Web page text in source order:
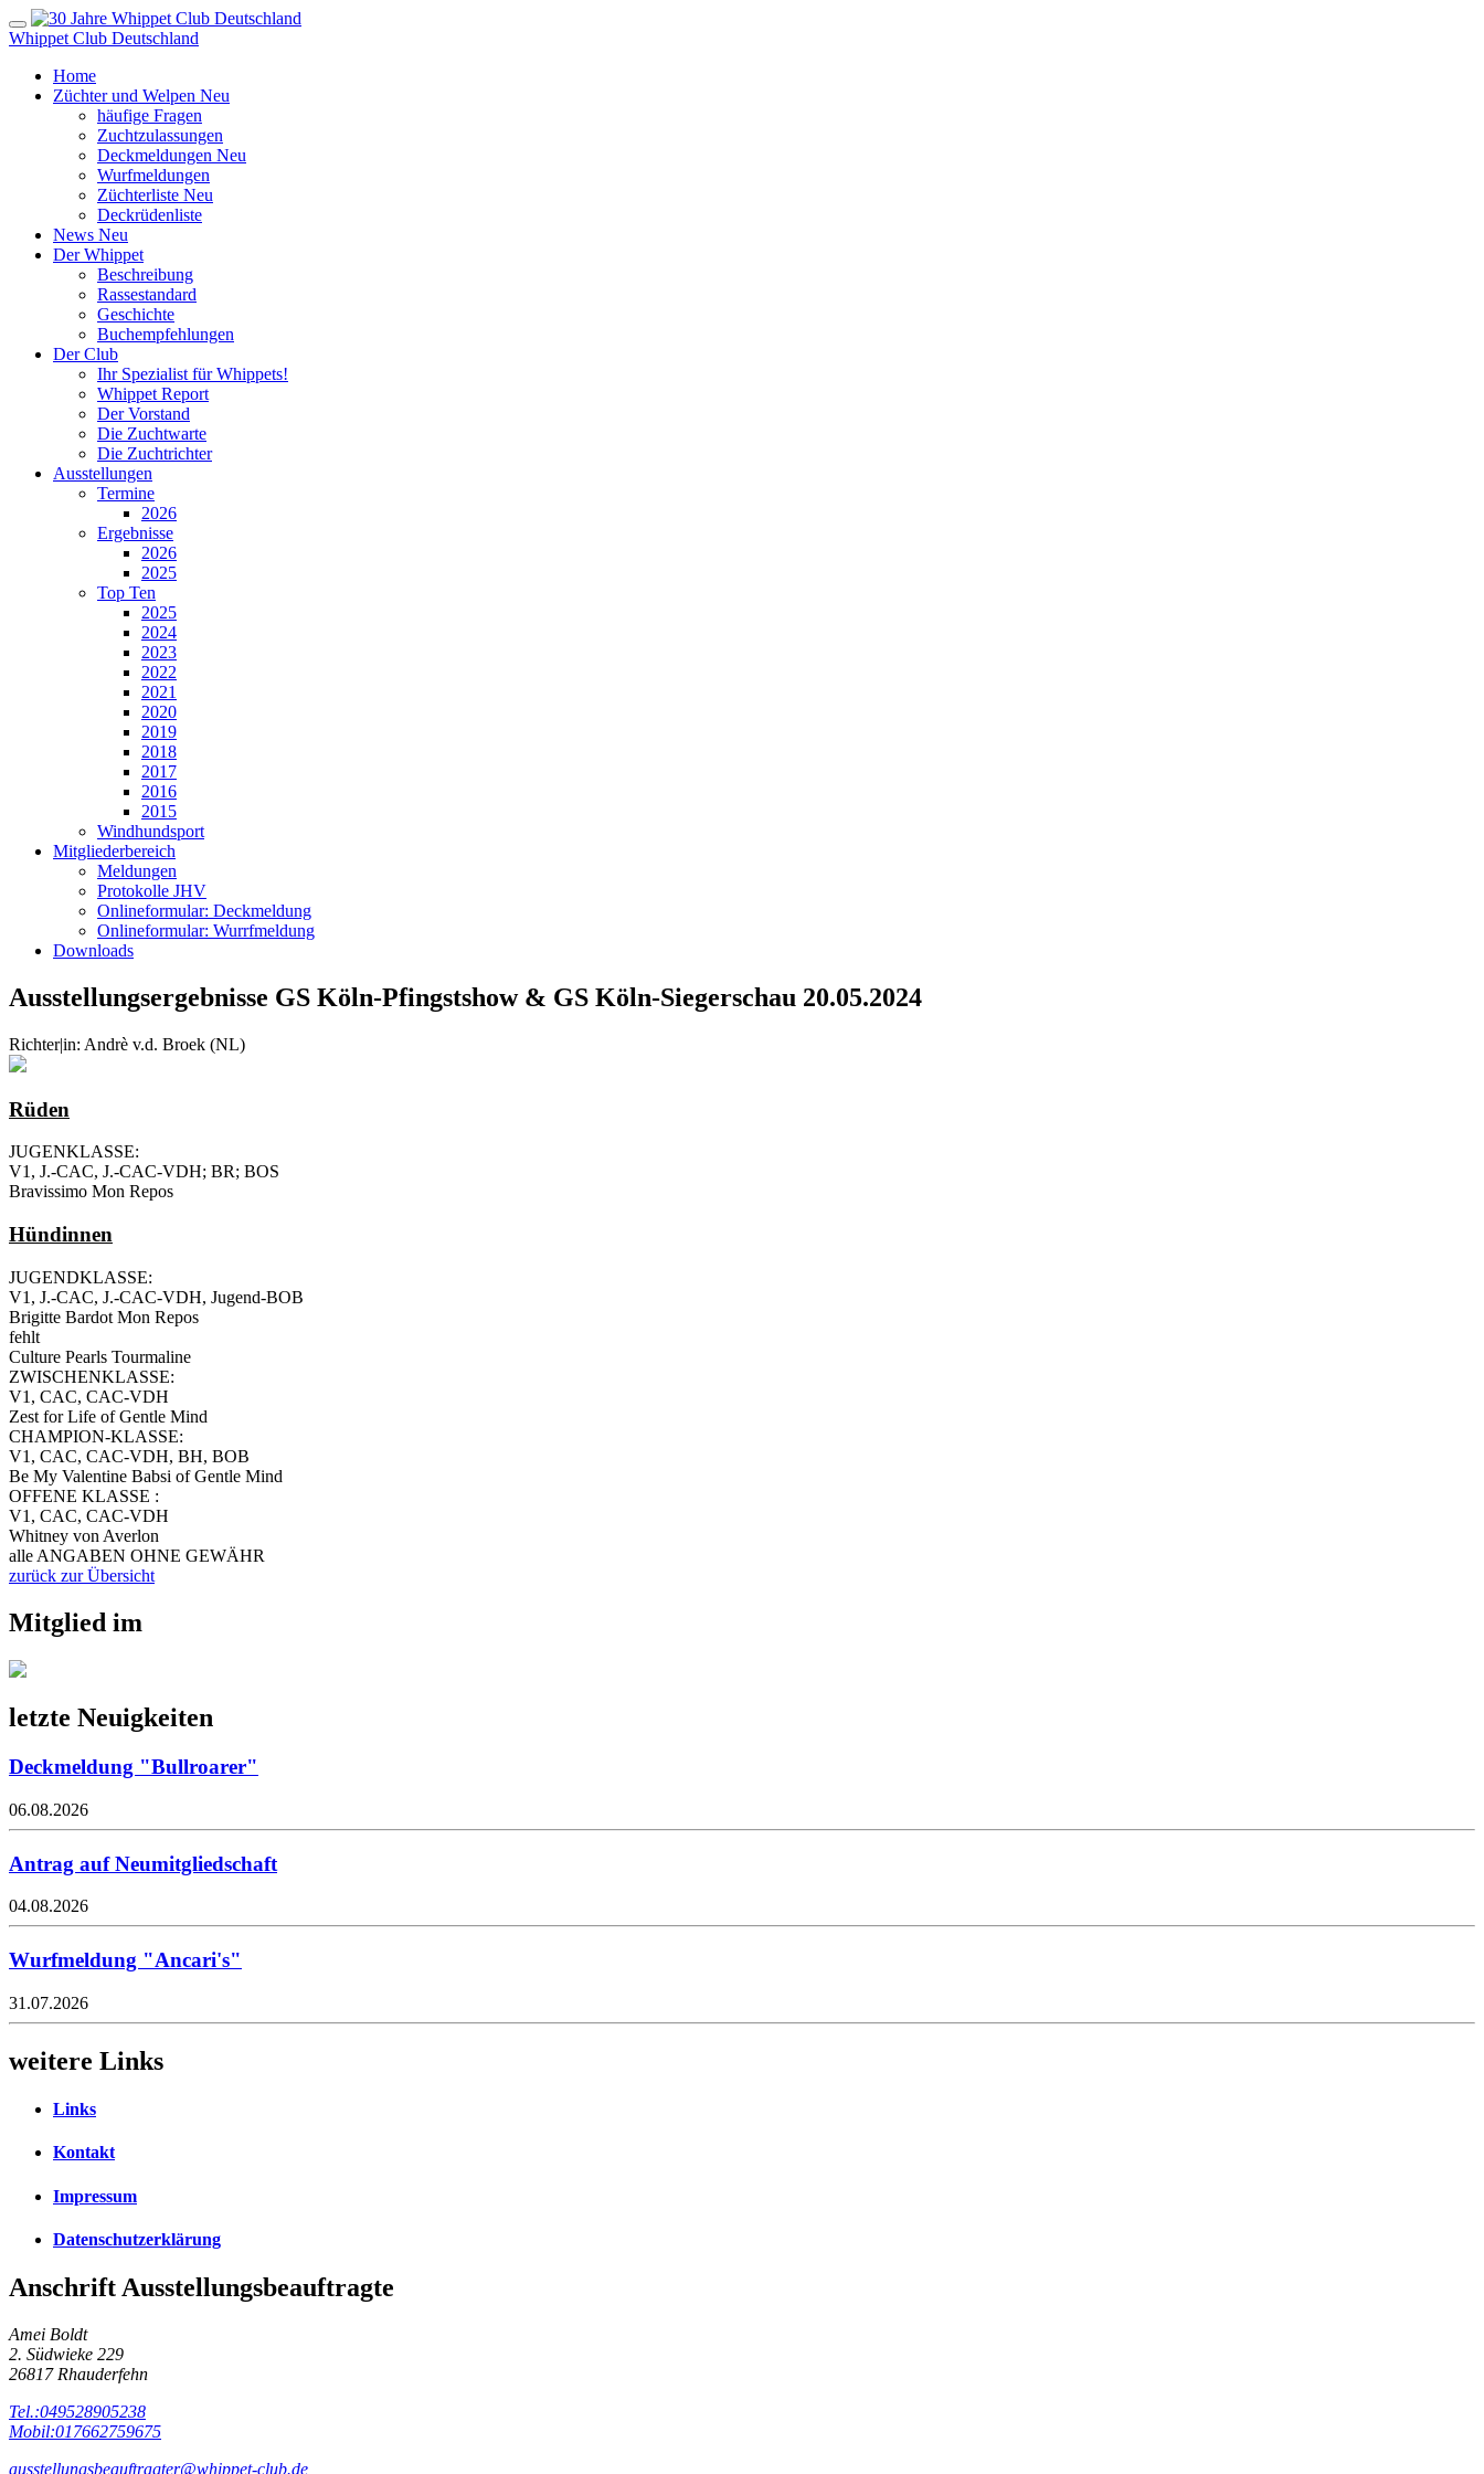
Whippet Club Deutschland
Home
Züchter und Welpen Neu
häufige Fragen
Zuchtzulassungen
Deckmeldungen Neu
Wurfmeldungen
Züchterliste Neu
Deckrüdenliste
News Neu
Der Whippet
Beschreibung
Rassestandard
Geschichte
Buchempfehlungen
Der Club
Ihr Spezialist für Whippets!
Whippet Report
Der Vorstand
Die Zuchtwarte
Die Zuchtrichter
Ausstellungen
Termine
2026
Ergebnisse
2026
2025
Top Ten
2025
2024
2023
2022
2021
2020
2019
2018
2017
2016
2015
Windhundsport
Mitgliederbereich
Meldungen
Protokolle JHV
Onlineformular: Deckmeldung
Onlineformular: Wurrfmeldung
Downloads
Ausstellungsergebnisse GS Köln-Pfingstshow & GS Köln-Siegerschau 20.05.2024
Richter|in: Andrè v.d. Broek (NL)
Rüden
JUGENKLASSE:
V1, J.-CAC, J.-CAC-VDH; BR; BOS
Bravissimo Mon Repos
Hündinnen
JUGENDKLASSE:
V1, J.-CAC, J.-CAC-VDH, Jugend-BOB
Brigitte Bardot Mon Repos
fehlt
Culture Pearls Tourmaline
ZWISCHENKLASSE:
V1, CAC, CAC-VDH
Zest for Life of Gentle Mind
CHAMPION-KLASSE:
V1, CAC, CAC-VDH, BH, BOB
Be My Valentine Babsi of Gentle Mind
OFFENE KLASSE :
V1, CAC, CAC-VDH
Whitney von Averlon
alle ANGABEN OHNE GEWÄHR
zurück zur Übersicht
Mitglied im
letzte Neuigkeiten
Deckmeldung "Bullroarer"
06.08.2026
Antrag auf Neumitgliedschaft
04.08.2026
Wurfmeldung "Ancari's"
31.07.2026
weitere Links
Links
Kontakt
Impressum
Datenschutzerklärung
Anschrift Ausstellungsbeauftragte
Amei Boldt
2. Südwieke 229
26817 Rhauderfehn
Tel.:049528905238
Mobil:017662759675
ausstellungsbeauftragter@whippet-club.de